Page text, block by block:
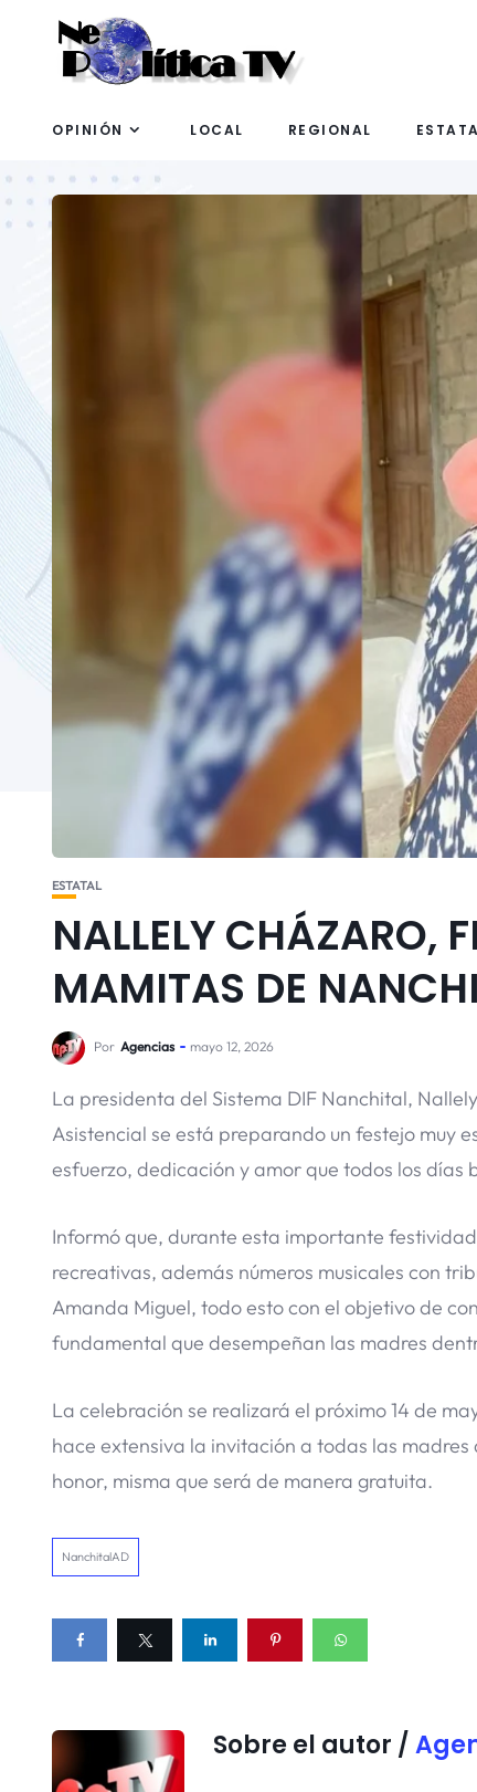
OPINIÓN LOCAL REGIONAL
ESTATAL
NALLELY CHÁZARO,
MAMITAS DE
Por Agencias mayo 12, 2026
La presidenta del Sistema DIF Nanchital,
Asistencial se está preparando un festejo muy
esfuerzo, dedicación y amor que todos los
Informó que, durante esta importante
recreativas, además números musicales con
Amanda Miguel, todo esto con el objetivo de
fundamental que desempeñan las madres
La celebración se realizará el próximo 14 de
hace extensiva la invitación a todas las
honor, misma que será de manera gratuita.
NanchitalAD
Sobre el autor /